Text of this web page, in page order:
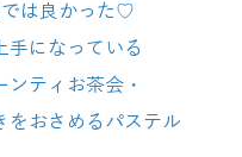
は良かった♡
手になっている
ンティお茶会・
をおさめるパステル